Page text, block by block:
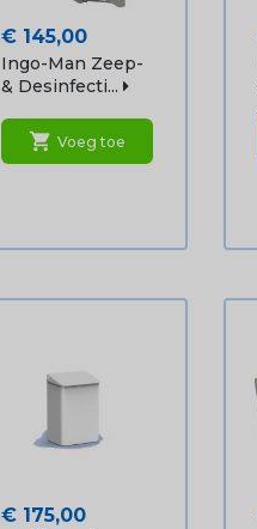
Prijs
€ 145,00
Ingo-Man Zeep-
& Desinfecti...
shopping_cart Voeg toe
Prijs
€ 175,00